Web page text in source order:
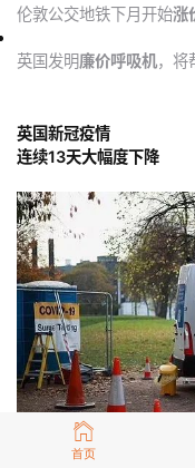
首页
伦敦公交地铁下月开始涨
英国发明廉价呼吸机，将
英国新冠疫情
连续13天大幅度下降